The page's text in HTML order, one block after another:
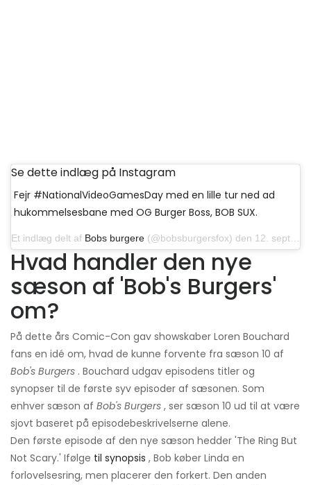
Se dette indlæg på Instagram
Fejr #NationalVideoGamesDay med en lille tur ned ad
hukommelsesbane med OG Burger Boss, BOB SUX.
Et indlæg delt af Bobs burgere (@bobsburgersfox) den 12. september 2019 kl.9: 37 PDT
Hvad handler den nye
sæson af 'Bob's Burgers'
om?
På dette års Comic-Con gav showskaber Loren Bouchard
fans en idé om, hvad de kunne forvente fra sæson 10 af
Bob's Burgers . Bouchard udgav episodens titler og
synopser til de første syv episoder af sæsonen. Som
enhver sæson af Bob's Burgers , ser sæson 10 ud til at være
sjovt baseret på episodebeskrivelserne alene.
Den første episode af den nye sæson hedder 'The Ring But
Not Scary.' Ifølge til synopsis , Bob køber Linda en
forlovelsesring, men placerer den forkert. Den anden